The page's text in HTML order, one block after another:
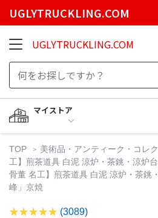
UGLYTRUCKLING.COM
UGLYTRUCKLING.COM
マイストア
TOP 美術品・アンティーク・コレ
工】煎茶道具 白泥 涼炉・茶銚・涼炉
骨董 名工】煎茶道具 白泥 涼炉・茶銚
峰」京焼
(3089)